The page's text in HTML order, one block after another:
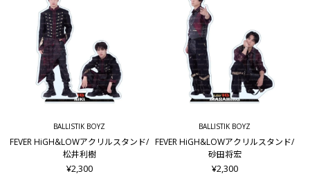
BALLISTIK BOYZ
FEVER HiGH&LOWアクリルスタンド/
松井利樹
¥2,300
BALLISTIK BOYZ
FEVER HiGH&LOWアクリルスタンド/
砂田将宏
¥2,300